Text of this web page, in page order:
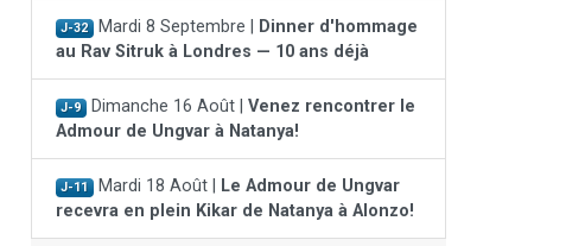
J-32 Mardi 8 Septembre |
Dinner d'hommage
au Rav Sitruk à Londres — 10 ans déjà
J-9 Dimanche 16 Août | Venez rencontrer le
Admour de Ungvar à Natanya!
J-11 Mardi 18 Août |
Le Admour de Ungvar
recevra en plein Kikar de Natanya à Alonzo!